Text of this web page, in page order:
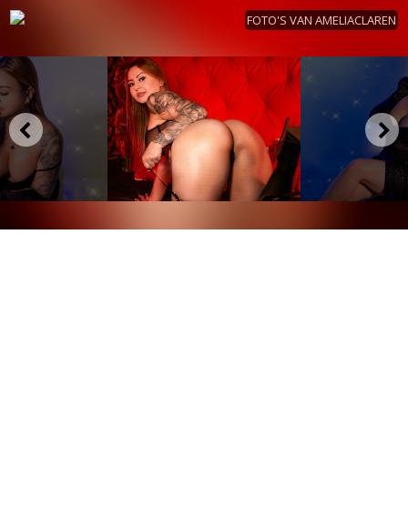
FOTO'S VAN AMELIACLAREN